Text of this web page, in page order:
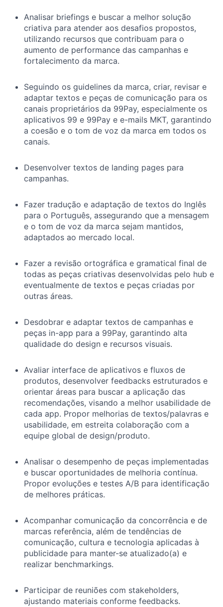
Analisar briefings e buscar a melhor solução
criativa para atender aos desafios propostos,
utilizando recursos que contribuam para o
aumento de performance das campanhas e
fortalecimento da marca.
Seguindo os guidelines da marca, criar, revisar e
adaptar textos e peças de comunicação para os
canais proprietários da 99Pay, especialmente os
aplicativos 99 e 99Pay e e-mails MKT, garantindo
a coesão e o tom de voz da marca em todos os
canais.
Desenvolver textos de landing pages para
campanhas.
Fazer tradução e adaptação de textos do Inglês
para o Português, assegurando que a mensagem
e o tom de voz da marca sejam mantidos,
adaptados ao mercado local.
Fazer a revisão ortográfica e gramatical final de
todas as peças criativas desenvolvidas pelo hub e
eventualmente de textos e peças criadas por
outras áreas.
Desdobrar e adaptar textos de campanhas e
peças in-app para a 99Pay, garantindo alta
qualidade do design e recursos visuais.
Avaliar interface de aplicativos e fluxos de
produtos, desenvolver feedbacks estruturados e
orientar áreas para buscar a aplicação das
recomendações, visando a melhor usabilidade de
cada app. Propor melhorias de textos/palavras e
usabilidade, em estreita colaboração com a
equipe global de design/produto.
Analisar o desempenho de peças implementadas
e buscar oportunidades de melhoria contínua.
Propor evoluções e testes A/B para identificação
de melhores práticas.
Acompanhar comunicação da concorrência e de
marcas referência, além de tendências de
comunicação, cultura e tecnologia aplicadas à
publicidade para manter-se atualizado(a) e
realizar benchmarkings.
Participar de reuniões com stakeholders,
ajustando materiais conforme feedbacks.